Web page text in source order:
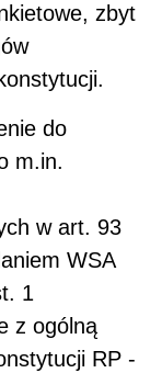
zbyt
do
m.in.
w art. 93
WSA
1
z ogólną
RP -